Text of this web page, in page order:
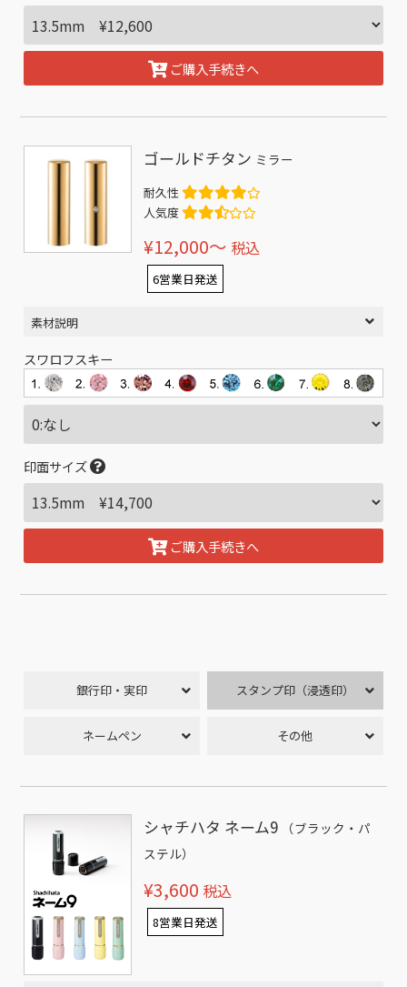
ご購入手続きへ
ゴールドチタン ミラー
耐久性
人気度
¥12,000〜 税込
6営業日発送
素材説明
スワロフスキー
印面サイズ
ご購入手続きへ
銀行印・実印 スタンプ印（浸透印）
ネームペン その他
シャチハタ ネーム9
（ブラック・パ
ステル）
¥3,600 税込
8営業日発送